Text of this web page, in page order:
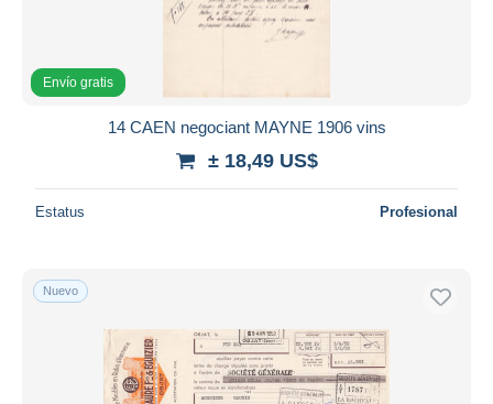
Envío gratis
14 CAEN negociant MAYNE 1906 vins
± 18,49 US$
Estatus Profesional
Nuevo